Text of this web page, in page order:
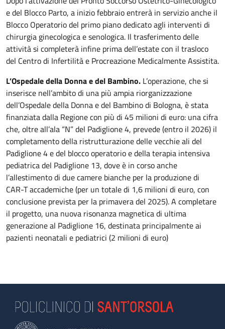
e del Blocco Parto, a inizio febbraio entrerà in servizio anche il
Blocco Operatorio del primo piano dedicato agli interventi di
chirurgia ginecologica e senologica. Il trasferimento delle
attività si completerà infine prima dell’estate con il trasloco
del Centro di Infertilità e Procreazione Medicalmente Assistita.
L’Ospedale della Donna e del Bambino. L’operazione, che si
inserisce nell’ambito di una più ampia riorganizzazione
dell’Ospedale della Donna e del Bambino di Bologna, è stata
finanziata dalla Regione con più di 45 milioni di euro: una cifra
che, oltre all’ala “N” del Padiglione 4, prevede (entro il 2026) il
completamento della ristrutturazione delle vecchie ali del
Padiglione 4 e del blocco operatorio e della terapia intensiva
pediatrica del Padiglione 13, dove è in corso anche
l’allestimento di due camere bianche per la produzione di
CAR-T accademiche (per un totale di 1,6 milioni di euro, con
conclusione prevista per la primavera del 2025). A completare
il progetto, una nuova risonanza magnetica di ultima
generazione al Padiglione 16, destinata principalmente ai
pazienti neonatali e pediatrici (2 milioni di euro)